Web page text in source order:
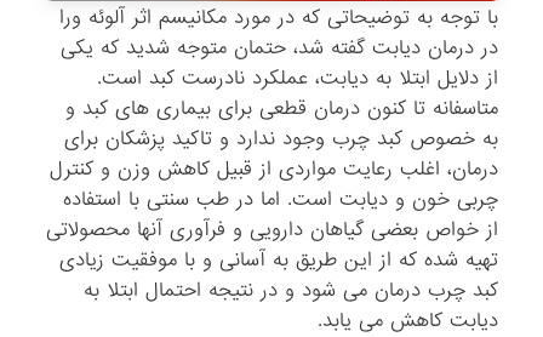
با توجه به توضیحاتی که در مورد مکانیسم اثر آلوئه ورا
در درمان دیابت گفته شد، حتمان متوجه شدید که یکی
از دلایل ابتلا به دیابت، عملکرد نادرست کبد است.
متاسفانه تا کنون درمان قطعی برای بیماری های کبد و
به خصوص کبد چرب وجود ندارد و تاکید پزشکان برای
درمان، اغلب رعایت مواردی از قبیل کاهش وزن و کنترل
چربی خون و دیابت است. اما در طب سنتی با استفاده
از خواص بعضی گیاهان دارویی و فرآوری آنها محصولاتی
تهیه شده که از این طریق به آسانی و با موفقیت زیادی
کبد چرب درمان می شود و در نتیجه احتمال ابتلا به
دیابت کاهش می یابد.